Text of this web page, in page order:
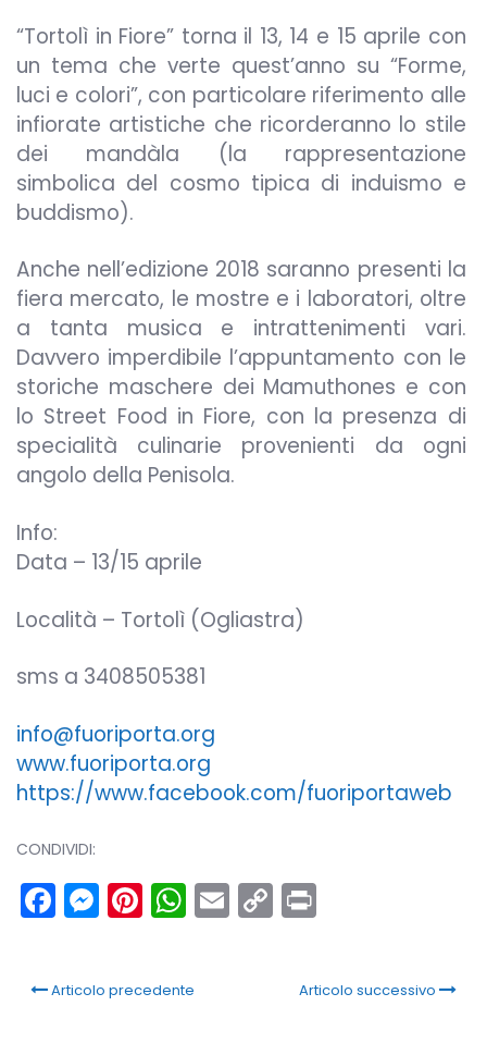
“Tortolì in Fiore” torna il 13, 14 e 15 aprile con
un tema che verte quest’anno su “Forme,
luci e colori”, con particolare riferimento alle
infiorate artistiche che ricorderanno lo stile
dei mandàla (la rappresentazione
simbolica del cosmo tipica di induismo e
buddismo).
Anche nell’edizione 2018 saranno presenti la
fiera mercato, le mostre e i laboratori, oltre
a tanta musica e intrattenimenti vari.
Davvero imperdibile l’appuntamento con le
storiche maschere dei Mamuthones e con
lo Street Food in Fiore, con la presenza di
specialità culinarie provenienti da ogni
angolo della Penisola.
Info:
Data – 13/15 aprile
Località – Tortolì (Ogliastra)
sms a 3408505381
info@fuoriporta.org
www.fuoriporta.org
https://www.facebook.com/fuoriportaweb
CONDIVIDI:
Facebook
Messenger
Pinterest
WhatsApp
Email
Copy
Link
Articolo precedente Articolo successivo